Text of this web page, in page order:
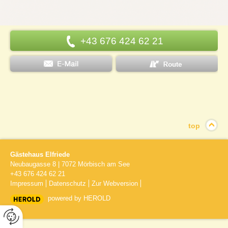
+43 676 424 62 21
top
Gästehaus Elfriede
Neubaugasse 8
7072 Mörbisch am See
+43 676 424 62 21
Impressum
Datenschutz
Zur Webversion
powered by HEROLD